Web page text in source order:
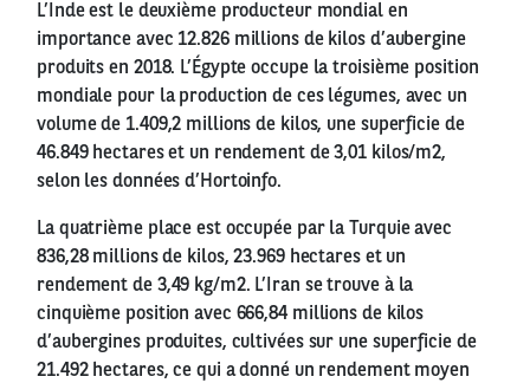
L’Inde est le deuxième producteur mondial en
importance avec 12.826 millions de kilos d’aubergine
produits en 2018. L’Égypte occupe la troisième position
mondiale pour la production de ces légumes, avec un
volume de 1.409,2 millions de kilos, une superficie de
46.849 hectares et un rendement de 3,01 kilos/m2,
selon les données d’Hortoinfo.
La quatrième place est occupée par la Turquie avec
836,28 millions de kilos, 23.969 hectares et un
rendement de 3,49 kg/m2. L’Iran se trouve à la
cinquième position avec 666,84 millions de kilos
d’aubergines produites, cultivées sur une superficie de
21.492 hectares, ce qui a donné un rendement moyen